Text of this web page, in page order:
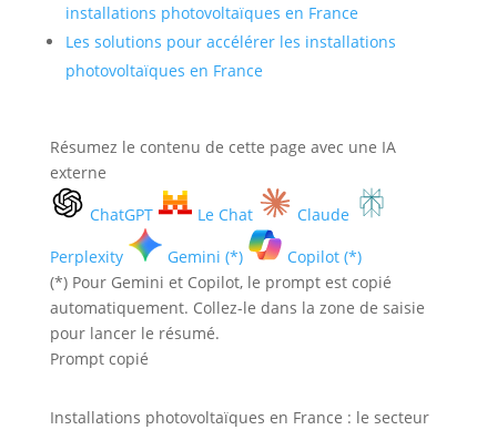
installations photovoltaïques en France
Les solutions pour accélérer les installations
photovoltaïques en France
Résumez le contenu de cette page avec une IA
externe
ChatGPT
Le Chat
Claude
Perplexity
Gemini (*)
Copilot (*)
(*) Pour Gemini et Copilot, le prompt est copié
automatiquement. Collez-le dans la zone de saisie
pour lancer le résumé.
Prompt copié
Installations photovoltaïques en France : le secteur